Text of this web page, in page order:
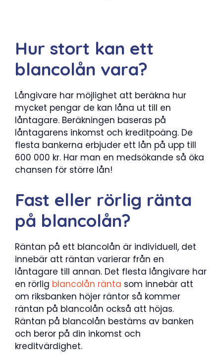
Hur stort kan ett
blancolån vara?
Långivare har möjlighet att beräkna hur
mycket pengar de kan låna ut till en
låntagare. Beräkningen baseras på
låntagarens inkomst och kreditpoäng. De
flesta bankerna erbjuder ett lån på upp till
600 000 kr. Har man en medsökande så öka
chansen för större lån!
Fast eller rörlig ränta
på blancolån?
Räntan på ett blancolån är individuell, det
innebär att räntan varierar från en
låntagare till annan. Det flesta långivare har
en rörlig blancolån ränta som innebär att
om riksbanken höjer räntor så kommer
räntan på blancolån också att höjas.
Räntan på blancolån bestäms av banken
och beror på din inkomst och
kreditvärdighet.